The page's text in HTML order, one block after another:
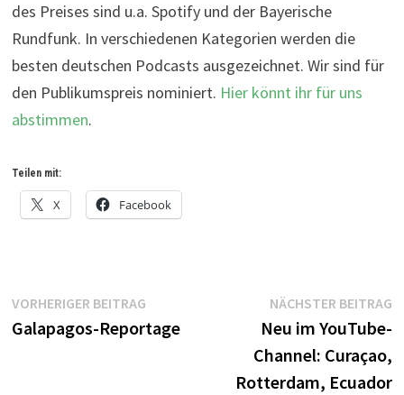
des Preises sind u.a. Spotify und der Bayerische
Rundfunk. In verschiedenen Kategorien werden die
besten deutschen Podcasts ausgezeichnet. Wir sind für
den Publikumspreis nominiert. Hier könnt ihr für uns
abstimmen.
Teilen mit:
X Facebook
Beitragsnavigation
VORHERIGER BEITRAGVorheriger
Beitrag:
Galapagos-Reportage
NÄCHSTER BEITRAG
Neu im YouTube-
Channel: Curaçao,
Rotterdam, Ecuador